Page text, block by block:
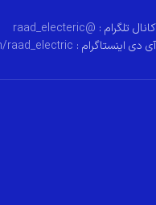
کانال تلگرام : @raad_electeric
آی دی اینستاگرام : raad_electric